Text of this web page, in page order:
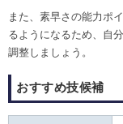
また、素早さの能力ポ
るようになるため、自
調整しましょう。
おすすめ技候補